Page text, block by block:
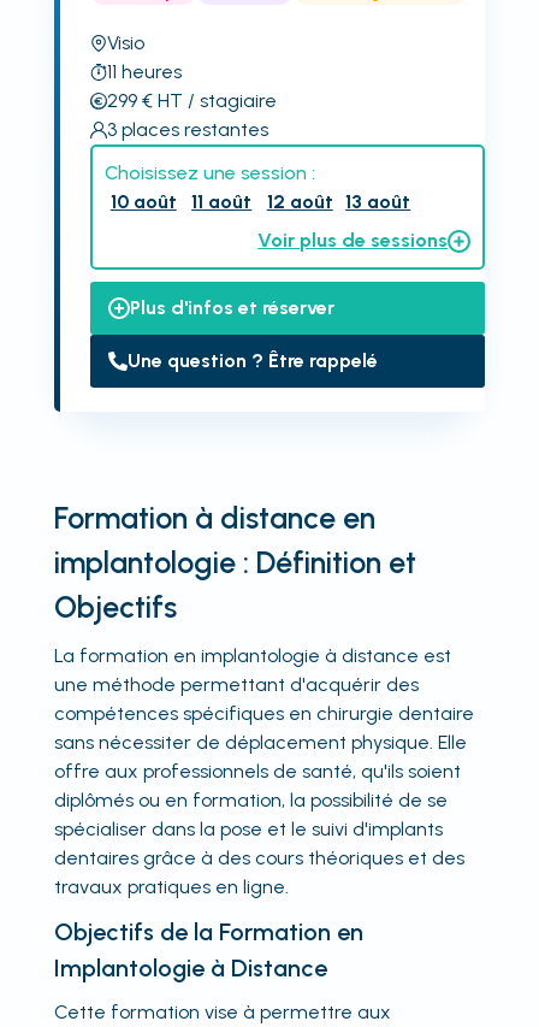
Visio
11 heures
299€ HT / stagiaire
3 places restantes
Choisissez une session :
10 août
11 août 12 août 13 août
Voir plus de sessions
Plus d'infos et réserver
Une question ? Être rappelé
Formation à distance en
implantologie : Définition et
Objectifs
La formation en implantologie à distance est
une méthode permettant d'acquérir des
compétences spécifiques en chirurgie dentaire
sans nécessiter de déplacement physique. Elle
offre aux professionnels de santé, qu'ils soient
diplômés ou en formation, la possibilité de se
spécialiser dans la pose et le suivi d'implants
dentaires grâce à des cours théoriques et des
travaux pratiques en ligne.
Objectifs de la Formation en
Implantologie à Distance
Cette formation vise à permettre aux